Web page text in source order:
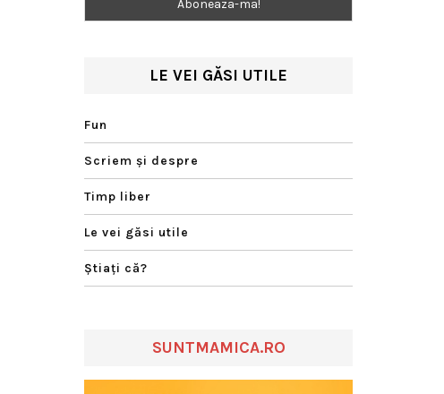
LE VEI GĂSI UTILE
Fun
Scriem şi despre
Timp liber
Le vei găsi utile
Ştiaţi că?
SUNTMAMICA.RO